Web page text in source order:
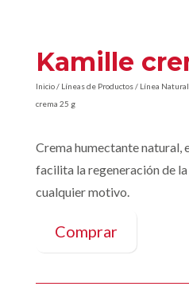
Kamille
Inicio/ Líneas de Productos/ Línea Natural
crema 25 g
Crema humectante natural,
facilita la regeneración de
cualquier motivo.
Comprar